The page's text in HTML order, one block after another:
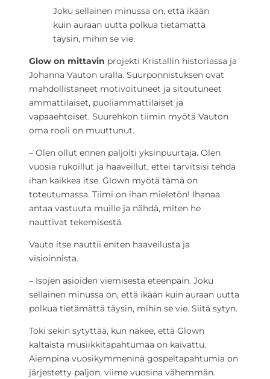
Joku sellainen minussa on, että ikään
kuin auraan uutta polkua tietämättä
täysin, mihin se vie.
Glow on mittavin projekti Kristallin historiassa ja
Johanna Vauton uralla. Suurponnistuksen ovat
mahdollistaneet motivoituneet ja sitoutuneet
ammattilaiset, puoliammattilaiset ja
vapaaehtoiset. Suurehkon tiimin myötä Vauton
oma rooli on muuttunut.
– Olen ollut ennen paljolti yksinpuurtaja. Olen
vuosia rukoillut ja haaveillut, ettei tarvitsisi tehdä
ihan kaikkea itse. Glown myötä tämä on
toteutumassa. Tiimi on ihan mieletön! Ihanaa
antaa vastuuta muille ja nähdä, miten he
nauttivat tekemisestä.
Vauto itse nauttii eniten haaveilusta ja
visioinnista.
– Isojen asioiden viemisestä eteenpäin. Joku
sellainen minussa on, että ikään kuin auraan uutta
polkua tietämättä täysin, mihin se vie. Siitä sytyn.
Toki sekin sytyttää, kun näkee, että Glown
kaltaista musiikkitapahtumaa on kaivattu.
Aiempina vuosikymmeninä gospeltapahtumia on
järjestetty paljon, viime vuosina vähemmän.